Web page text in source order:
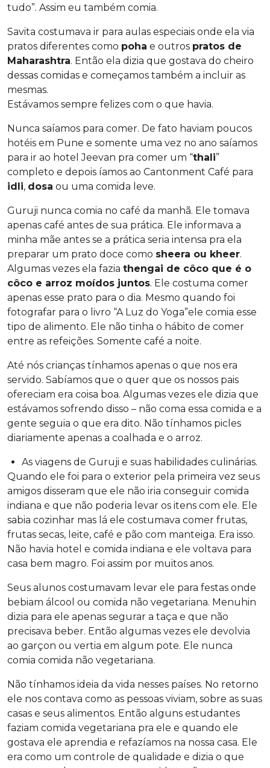
tudo”. Assim eu também comia.
Savita costumava ir para aulas especiais onde ela via
pratos diferentes como poha e outros pratos de
Maharashtra. Então ela dizia que gostava do cheiro
dessas comidas e começamos também a incluir as
mesmas.
Estávamos sempre felizes com o que havia.
Nunca saíamos para comer. De fato haviam poucos
hotéis em Pune e somente uma vez no ano saíamos
para ir ao hotel Jeevan pra comer um “thali”
completo e depois íamos ao Cantonment Café para
idli, dosa ou uma comida leve.
Guruji nunca comia no café da manhã. Ele tomava
apenas café antes de sua prática. Ele informava a
minha mãe antes se a prática seria intensa pra ela
preparar um prato doce como sheera ou kheer.
Algumas vezes ela fazia thengai de côco que é o
côco e arroz moídos juntos. Ele costuma comer
apenas esse prato para o dia. Mesmo quando foi
fotografar para o livro “A Luz do Yoga”ele comia esse
tipo de alimento. Ele não tinha o hábito de comer
entre as refeições. Somente café a noite.
Até nós crianças tínhamos apenas o que nos era
servido. Sabíamos que o quer que os nossos pais
ofereciam era coisa boa. Algumas vezes ele dizia que
estávamos sofrendo disso – não coma essa comida e a
gente seguia o que era dito. Não tínhamos picles
diariamente apenas a coalhada e o arroz.
As viagens de Guruji e suas habilidades culinárias.
Quando ele foi para o exterior pela primeira vez seus
amigos disseram que ele não iria conseguir comida
indiana e que não poderia levar os itens com ele. Ele
sabia cozinhar mas lá ele costumava comer frutas,
frutas secas, leite, café e pão com manteiga. Era isso.
Não havia hotel e comida indiana e ele voltava para
casa bem magro. Foi assim por muitos anos.
Seus alunos costumavam levar ele para festas onde
bebiam álcool ou comida não vegetariana. Menuhin
dizia para ele apenas segurar a taça e que não
precisava beber. Então algumas vezes ele devolvia
ao garçon ou vertia em algum pote. Ele nunca
comia comida não vegetariana.
Não tínhamos ideia da vida nesses países. No retorno
ele nos contava como as pessoas viviam, sobre as suas
casas e seus alimentos. Então alguns estudantes
faziam comida vegetariana pra ele e quando ele
gostava ele aprendia e refazíamos na nossa casa. Ele
era como um controle de qualidade e dizia o que